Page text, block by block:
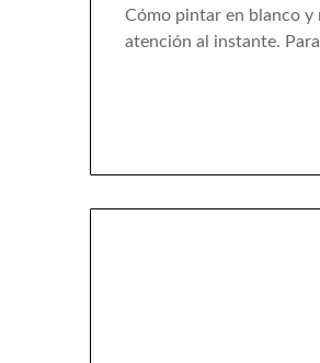
Cómo pintar en blanco y
atención al instante.